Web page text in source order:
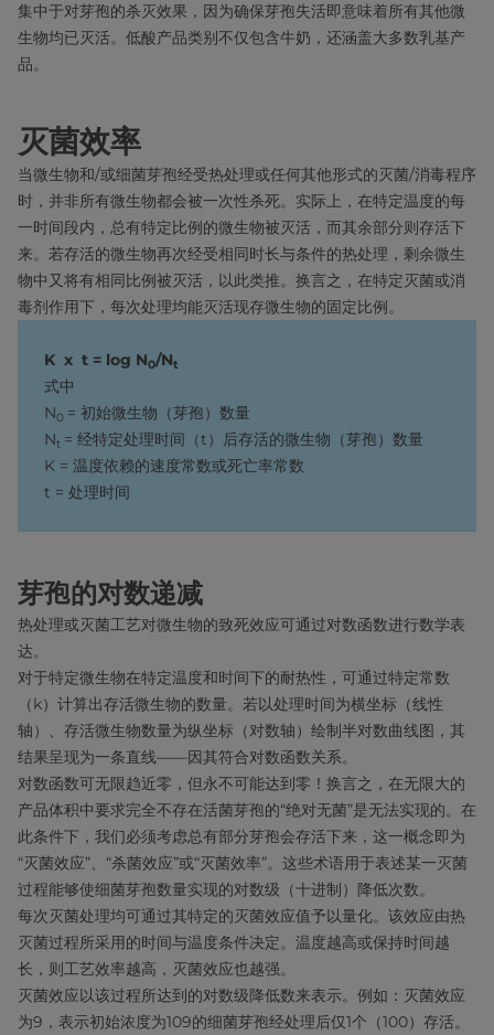
集中于对芽孢的杀灭效果，因为确保芽孢失活即意味着所有其他微
生物均已灭活。低酸产品类别不仅包含牛奶，还涵盖大多数乳基产
品。
灭菌效率
当微生物和/或细菌芽孢经受热处理或任何其他形式的灭菌/消毒程序
时，并非所有微生物都会被一次性杀死。实际上，在特定温度的每
一时间段内，总有特定比例的微生物被灭活，而其余部分则存活下
来。若存活的微生物再次经受相同时长与条件的热处理，剩余微生
物中又将有相同比例被灭活，以此类推。换言之，在特定灭菌或消
毒剂作用下，每次处理均能灭活现存微生物的固定比例。
K x t = log N0/Nt
式中
N0 = 初始微生物（芽孢）数量
Nt = 经特定处理时间（t）后存活的微生物（芽孢）数量
K = 温度依赖的速度常数或死亡率常数
t = 处理时间
芽孢的对数递减
热处理或灭菌工艺对微生物的致死效应可通过对数函数进行数学表
达。
对于特定微生物在特定温度和时间下的耐热性，可通过特定常数
（k）计算出存活微生物的数量。若以处理时间为横坐标（线性
轴）、存活微生物数量为纵坐标（对数轴）绘制半对数曲线图，其
结果呈现为一条直线——因其符合对数函数关系。
对数函数可无限趋近零，但永不可能达到零！换言之，在无限大的
产品体积中要求完全不存在活菌芽孢的“绝对无菌”是无法实现的。在
此条件下，我们必须考虑总有部分芽孢会存活下来，这一概念即为
“灭菌效应”、“杀菌效应”或“灭菌效率”。这些术语用于表述某一灭菌
过程能够使细菌芽孢数量实现的对数级（十进制）降低次数。
每次灭菌处理均可通过其特定的灭菌效应值予以量化。该效应由热
灭菌过程所采用的时间与温度条件决定。温度越高或保持时间越
长，则工艺效率越高，灭菌效应也越强。
灭菌效应以该过程所达到的对数级降低数来表示。例如：灭菌效应
为9，表示初始浓度为109的细菌芽孢经处理后仅1个（100）存活。